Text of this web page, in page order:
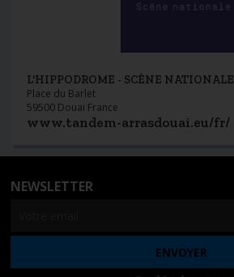
L'HIPPODROME - SCÈNE NATIONALE
Place du Barlet
59500 Douai France
www.tandem-arrasdouai.eu/fr/
NEWSLETTER